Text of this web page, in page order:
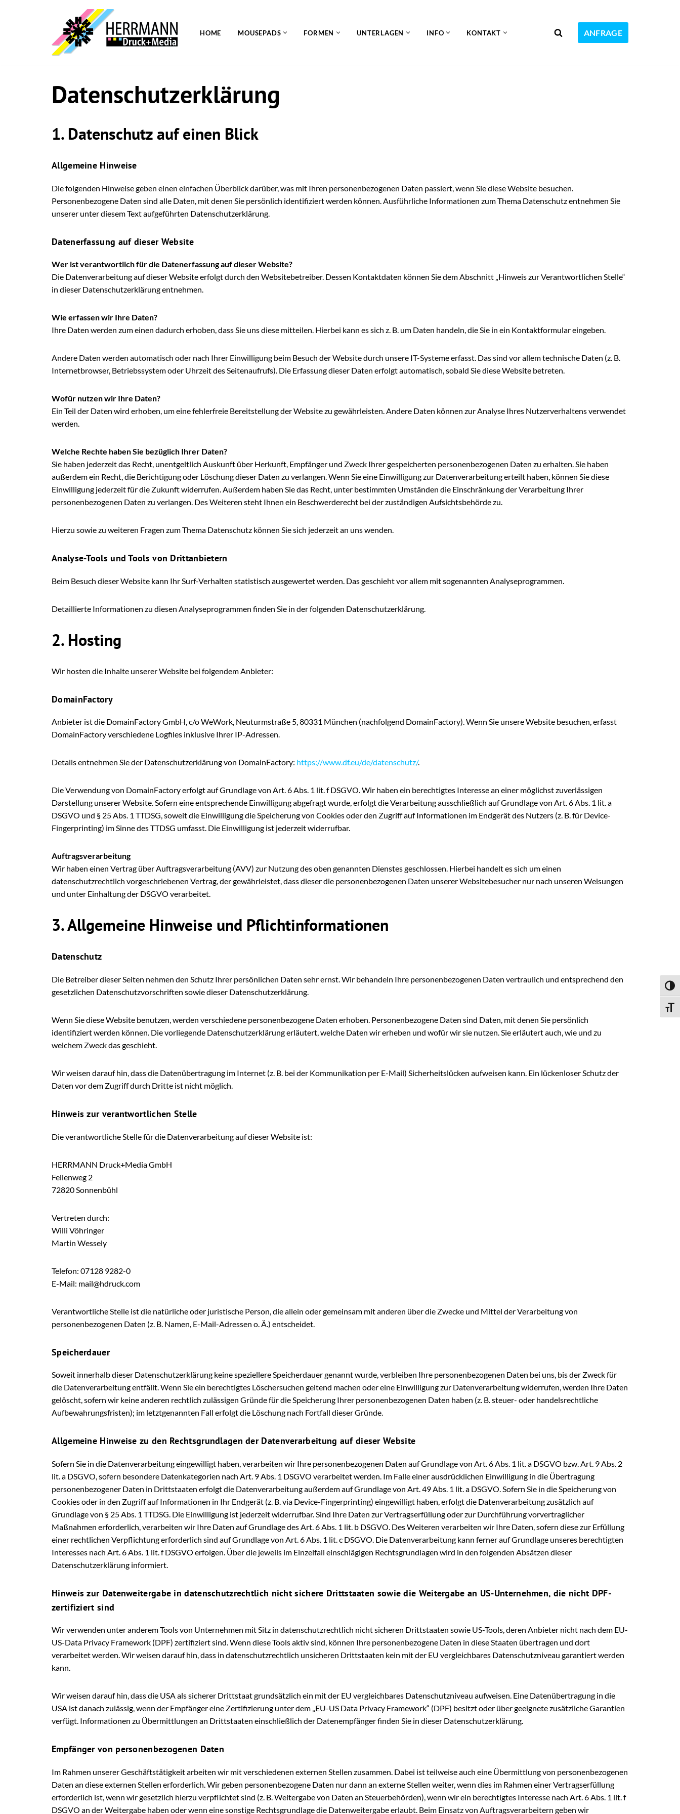
HOME MOUSEPADS FORMEN UNTERLAGEN INFO KONTAKT ANFRAGE
Datenschutz­erklärung
1. Datenschutz auf einen Blick
Allgemeine Hinweise
Die folgenden Hinweise geben einen einfachen Überblick darüber, was mit Ihren personenbezogenen Daten passiert, wenn Sie diese Website besuchen.
Personenbezogene Daten sind alle Daten, mit denen Sie persönlich identifiziert werden können. Ausführliche Informationen zum Thema Datenschutz entnehmen Sie
unserer unter diesem Text aufgeführten Datenschutzerklärung.
Datenerfassung auf dieser Website
Wer ist verantwortlich für die Datenerfassung auf dieser Website?
Die Datenverarbeitung auf dieser Website erfolgt durch den Websitebetreiber. Dessen Kontaktdaten können Sie dem Abschnitt „Hinweis zur Verantwortlichen Stelle“
in dieser Datenschutzerklärung entnehmen.
Wie erfassen wir Ihre Daten?
Ihre Daten werden zum einen dadurch erhoben, dass Sie uns diese mitteilen. Hierbei kann es sich z. B. um Daten handeln, die Sie in ein Kontaktformular eingeben.
Andere Daten werden automatisch oder nach Ihrer Einwilligung beim Besuch der Website durch unsere IT-Systeme erfasst. Das sind vor allem technische Daten (z. B.
Internetbrowser, Betriebssystem oder Uhrzeit des Seitenaufrufs). Die Erfassung dieser Daten erfolgt automatisch, sobald Sie diese Website betreten.
Wofür nutzen wir Ihre Daten?
Ein Teil der Daten wird erhoben, um eine fehlerfreie Bereitstellung der Website zu gewährleisten. Andere Daten können zur Analyse Ihres Nutzerverhaltens verwendet
werden.
Welche Rechte haben Sie bezüglich Ihrer Daten?
Sie haben jederzeit das Recht, unentgeltlich Auskunft über Herkunft, Empfänger und Zweck Ihrer gespeicherten personenbezogenen Daten zu erhalten. Sie haben
außerdem ein Recht, die Berichtigung oder Löschung dieser Daten zu verlangen. Wenn Sie eine Einwilligung zur Datenverarbeitung erteilt haben, können Sie diese
Einwilligung jederzeit für die Zukunft widerrufen. Außerdem haben Sie das Recht, unter bestimmten Umständen die Einschränkung der Verarbeitung Ihrer
personenbezogenen Daten zu verlangen. Des Weiteren steht Ihnen ein Beschwerderecht bei der zuständigen Aufsichtsbehörde zu.
Hierzu sowie zu weiteren Fragen zum Thema Datenschutz können Sie sich jederzeit an uns wenden.
Analyse-Tools und Tools von Dritt­anbietern
Beim Besuch dieser Website kann Ihr Surf-Verhalten statistisch ausgewertet werden. Das geschieht vor allem mit sogenannten Analyseprogrammen.
Detaillierte Informationen zu diesen Analyseprogrammen finden Sie in der folgenden Datenschutzerklärung.
2. Hosting
Wir hosten die Inhalte unserer Website bei folgendem Anbieter:
DomainFactory
Anbieter ist die DomainFactory GmbH, c/o WeWork, Neuturmstraße 5, 80331 München (nachfolgend DomainFactory). Wenn Sie unsere Website besuchen, erfasst
DomainFactory verschiedene Logfiles inklusive Ihrer IP-Adressen.
Details entnehmen Sie der Datenschutzerklärung von DomainFactory: https://www.df.eu/de/datenschutz/.
Die Verwendung von DomainFactory erfolgt auf Grundlage von Art. 6 Abs. 1 lit. f DSGVO. Wir haben ein berechtigtes Interesse an einer möglichst zuverlässigen
Darstellung unserer Website. Sofern eine entsprechende Einwilligung abgefragt wurde, erfolgt die Verarbeitung ausschließlich auf Grundlage von Art. 6 Abs. 1 lit. a
DSGVO und § 25 Abs. 1 TTDSG, soweit die Einwilligung die Speicherung von Cookies oder den Zugriff auf Informationen im Endgerät des Nutzers (z. B. für Device-
Fingerprinting) im Sinne des TTDSG umfasst. Die Einwilligung ist jederzeit widerrufbar.
Auftragsverarbeitung
Wir haben einen Vertrag über Auftragsverarbeitung (AVV) zur Nutzung des oben genannten Dienstes geschlossen. Hierbei handelt es sich um einen
datenschutzrechtlich vorgeschriebenen Vertrag, der gewährleistet, dass dieser die personenbezogenen Daten unserer Websitebesucher nur nach unseren Weisungen
und unter Einhaltung der DSGVO verarbeitet.
3. Allgemeine Hinweise und Pflicht­informationen
Datenschutz
Die Betreiber dieser Seiten nehmen den Schutz Ihrer persönlichen Daten sehr ernst. Wir behandeln Ihre personenbezogenen Daten vertraulich und entsprechend den
gesetzlichen Datenschutzvorschriften sowie dieser Datenschutzerklärung.
Wenn Sie diese Website benutzen, werden verschiedene personenbezogene Daten erhoben. Personenbezogene Daten sind Daten, mit denen Sie persönlich
identifiziert werden können. Die vorliegende Datenschutzerklärung erläutert, welche Daten wir erheben und wofür wir sie nutzen. Sie erläutert auch, wie und zu
welchem Zweck das geschieht.
Wir weisen darauf hin, dass die Datenübertragung im Internet (z. B. bei der Kommunikation per E-Mail) Sicherheitslücken aufweisen kann. Ein lückenloser Schutz der
Daten vor dem Zugriff durch Dritte ist nicht möglich.
Hinweis zur verantwortlichen Stelle
Die verantwortliche Stelle für die Datenverarbeitung auf dieser Website ist:
HERRMANN Druck+Media GmbH
Feilenweg 2
72820 Sonnenbühl
Vertreten durch:
Willi Vöhringer
Martin Wessely
Telefon: 07128 9282-0
E-Mail: mail@hdruck.com
Verantwortliche Stelle ist die natürliche oder juristische Person, die allein oder gemeinsam mit anderen über die Zwecke und Mittel der Verarbeitung von
personenbezogenen Daten (z. B. Namen, E-Mail-Adressen o. Ä.) entscheidet.
Speicherdauer
Soweit innerhalb dieser Datenschutzerklärung keine speziellere Speicherdauer genannt wurde, verbleiben Ihre personenbezogenen Daten bei uns, bis der Zweck für
die Datenverarbeitung entfällt. Wenn Sie ein berechtigtes Löschersuchen geltend machen oder eine Einwilligung zur Datenverarbeitung widerrufen, werden Ihre Daten
gelöscht, sofern wir keine anderen rechtlich zulässigen Gründe für die Speicherung Ihrer personenbezogenen Daten haben (z. B. steuer- oder handelsrechtliche
Aufbewahrungsfristen); im letztgenannten Fall erfolgt die Löschung nach Fortfall dieser Gründe.
Allgemeine Hinweise zu den Rechtsgrundlagen der Datenverarbeitung auf dieser Website
Sofern Sie in die Datenverarbeitung eingewilligt haben, verarbeiten wir Ihre personenbezogenen Daten auf Grundlage von Art. 6 Abs. 1 lit. a DSGVO bzw. Art. 9 Abs. 2
lit. a DSGVO, sofern besondere Datenkategorien nach Art. 9 Abs. 1 DSGVO verarbeitet werden. Im Falle einer ausdrücklichen Einwilligung in die Übertragung
personenbezogener Daten in Drittstaaten erfolgt die Datenverarbeitung außerdem auf Grundlage von Art. 49 Abs. 1 lit. a DSGVO. Sofern Sie in die Speicherung von
Cookies oder in den Zugriff auf Informationen in Ihr Endgerät (z. B. via Device-Fingerprinting) eingewilligt haben, erfolgt die Datenverarbeitung zusätzlich auf
Grundlage von § 25 Abs. 1 TTDSG. Die Einwilligung ist jederzeit widerrufbar. Sind Ihre Daten zur Vertragserfüllung oder zur Durchführung vorvertraglicher
Maßnahmen erforderlich, verarbeiten wir Ihre Daten auf Grundlage des Art. 6 Abs. 1 lit. b DSGVO. Des Weiteren verarbeiten wir Ihre Daten, sofern diese zur Erfüllung
einer rechtlichen Verpflichtung erforderlich sind auf Grundlage von Art. 6 Abs. 1 lit. c DSGVO. Die Datenverarbeitung kann ferner auf Grundlage unseres berechtigten
Interesses nach Art. 6 Abs. 1 lit. f DSGVO erfolgen. Über die jeweils im Einzelfall einschlägigen Rechtsgrundlagen wird in den folgenden Absätzen dieser
Datenschutzerklärung informiert.
Hinweis zur Datenweitergabe in datenschutzrechtlich nicht sichere Drittstaaten sowie die Weitergabe an US-Unternehmen, die nicht DPF-
zertifiziert sind
Wir verwenden unter anderem Tools von Unternehmen mit Sitz in datenschutzrechtlich nicht sicheren Drittstaaten sowie US-Tools, deren Anbieter nicht nach dem EU-
US-Data Privacy Framework (DPF) zertifiziert sind. Wenn diese Tools aktiv sind, können Ihre personenbezogene Daten in diese Staaten übertragen und dort
verarbeitet werden. Wir weisen darauf hin, dass in datenschutzrechtlich unsicheren Drittstaaten kein mit der EU vergleichbares Datenschutzniveau garantiert werden
kann.
Wir weisen darauf hin, dass die USA als sicherer Drittstaat grundsätzlich ein mit der EU vergleichbares Datenschutzniveau aufweisen. Eine Datenübertragung in die
USA ist danach zulässig, wenn der Empfänger eine Zertifizierung unter dem „EU-US Data Privacy Framework“ (DPF) besitzt oder über geeignete zusätzliche Garantien
verfügt. Informationen zu Übermittlungen an Drittstaaten einschließlich der Datenempfänger finden Sie in dieser Datenschutzerklärung.
Empfänger von personenbezogenen Daten
Im Rahmen unserer Geschäftstätigkeit arbeiten wir mit verschiedenen externen Stellen zusammen. Dabei ist teilweise auch eine Übermittlung von personenbezogenen
Daten an diese externen Stellen erforderlich. Wir geben personenbezogene Daten nur dann an externe Stellen weiter, wenn dies im Rahmen einer Vertragserfüllung
erforderlich ist, wenn wir gesetzlich hierzu verpflichtet sind (z. B. Weitergabe von Daten an Steuerbehörden), wenn wir ein berechtigtes Interesse nach Art. 6 Abs. 1 lit. f
DSGVO an der Weitergabe haben oder wenn eine sonstige Rechtsgrundlage die Datenweitergabe erlaubt. Beim Einsatz von Auftragsverarbeitern geben wir